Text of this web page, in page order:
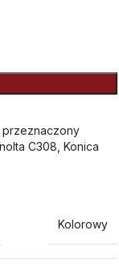
przeznaczony
C308, Konica
Kolorowy